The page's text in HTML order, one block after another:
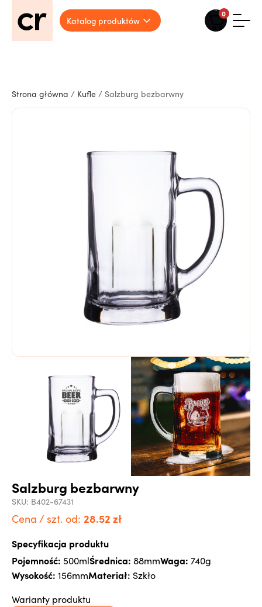
Katalog produktów
0
Strona główna / Kufle / Salzburg bezbarwny
Salzburg bezbarwny
SKU: B402-67431
Cena / szt. od: 28.52 zł
Specyfikacja produktu
Pojemność: 500mlŚrednica: 88mmWaga: 740g
Wysokość: 156mmMateriał: Szkło
Warianty produktu